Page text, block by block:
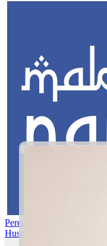
Perempuan
Husna